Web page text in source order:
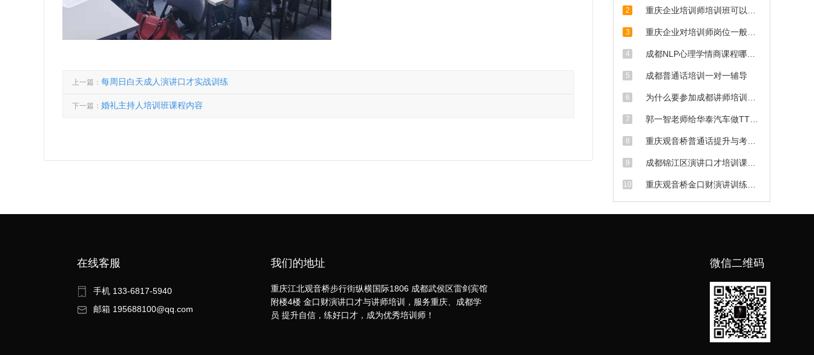
2
重庆企业培训师培训班可以学
3
重庆企业对培训师岗位一般有
4
成都NLP心理学情商课程哪里
5 成都普通话培训一对一辅导
6
为什么要参加成都讲师培训
7
郭一智老师给华泰汽车做TTT
8
重庆观音桥普通话提升与考试
9
成都锦江区演讲口才培训课程
10
重庆观音桥金口财演讲训练课
上一篇： 每周日白天成人演讲口才实战训练
下一篇： 婚礼主持人培训班课程内容
在线客服
手机 133-6817-5940
邮箱 195688100@qq.com
我们的地址
重庆江北观音桥步行街纵横国际1806 成都武侯区雷剑宾馆
附楼4楼 金口财演讲口才与讲师培训，服务重庆、成都学
员 提升自信，练好口才，成为优秀培训师！
微信二维码